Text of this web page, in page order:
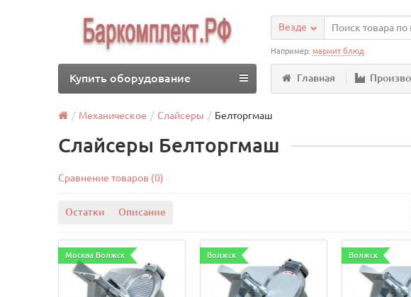
Везде
Например:мармит блюд
Главная
Купить оборудование
Механическое Слайсеры Белторгмаш
Слайсеры Белторгмаш
Сравнение товаров (0)
Остатки Описание
Москва Волжск Волжск Волжск